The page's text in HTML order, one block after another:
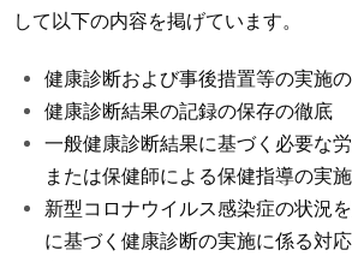
して以下の内容を掲げています。
健康診断および事後措置等の実施
健康診断結果の記録の保存の徹底
一般健康診断結果に基づく必要な
または保健師による保健指導の実施
新型コロナウイルス感染症の状況
に基づく健康診断の実施に係る対応